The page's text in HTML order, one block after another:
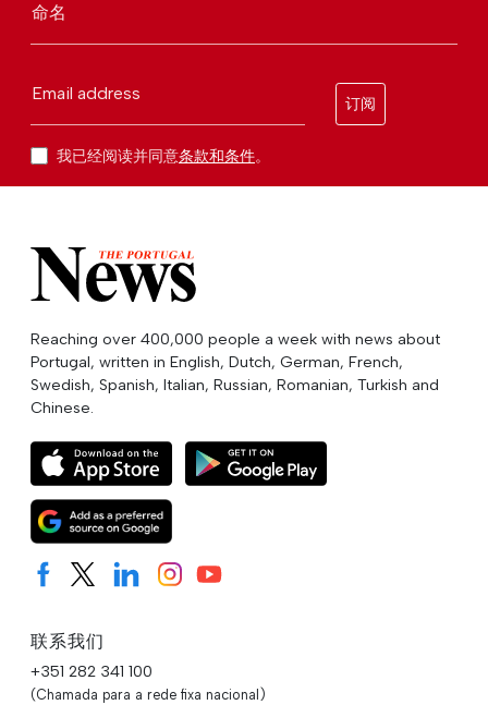
命名
Email address
订阅
我已经阅读并同意条款和条件。
Reaching over 400,000 people a week with news about
Portugal, written in English, Dutch, German, French,
Swedish, Spanish, Italian, Russian, Romanian, Turkish and
Chinese.
联系我们
+351 282 341 100
(Chamada para a rede fixa nacional)